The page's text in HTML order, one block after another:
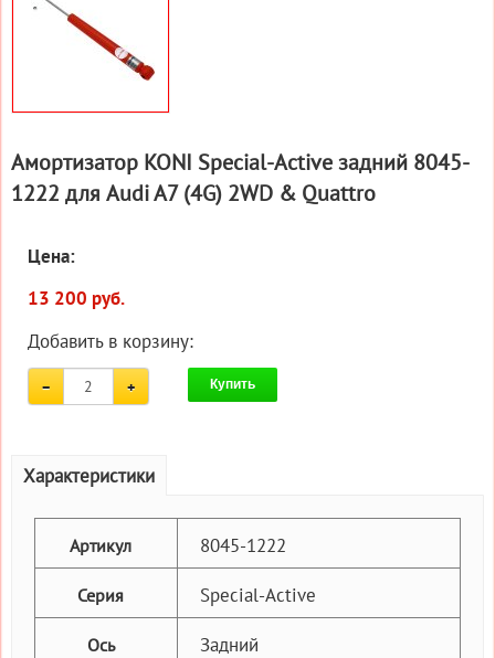
Амортизатор KONI Special-Active задний 8045-
1222 для Audi A7 (4G) 2WD & Quattro
Цена:
13 200 руб.
Добавить в корзину:
Купить
Характеристики
Артикул 8045-1222
Серия Special-Active
Ось
Задний